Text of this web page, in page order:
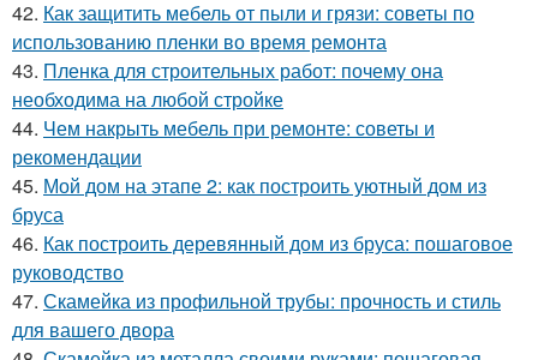
42. Как защитить мебель от пыли и грязи: советы по
использованию пленки во время ремонта
43. Пленка для строительных работ: почему она
необходима на любой стройке
44. Чем накрыть мебель при ремонте: советы и
рекомендации
45. Мой дом на этапе 2: как построить уютный дом из
бруса
46. Как построить деревянный дом из бруса: пошаговое
руководство
47. Скамейка из профильной трубы: прочность и стиль
для вашего двора